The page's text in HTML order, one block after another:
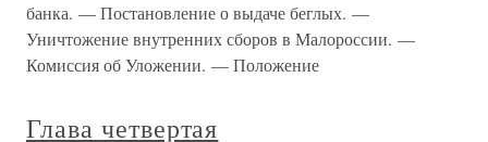
банка. — Постановление о выдаче беглых. —
Уничтожение внутренних сборов в Малороссии. —
Комиссия об Уложении. — Положение
Глава четвертая